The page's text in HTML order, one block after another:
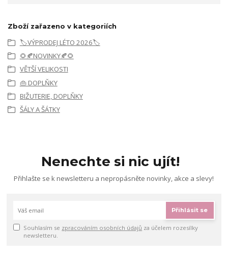
Zboží zařazeno v kategoriích
🏷️VÝPRODEJ LÉTO 2026🏷️
🌻🍂NOVINKY🍂🌻
VĚTŠÍ VELIKOSTI
👜 DOPLŇKY
BIŽUTERIE, DOPLŇKY
ŠÁLY A ŠÁTKY
Nenechte si nic ujít!
Přihlašte se k newsletteru a nepropásněte novinky, akce a slevy!
Přihlásit se
Souhlasím se zpracováním osobních údajů za účelem rozesílky
newsletteru.